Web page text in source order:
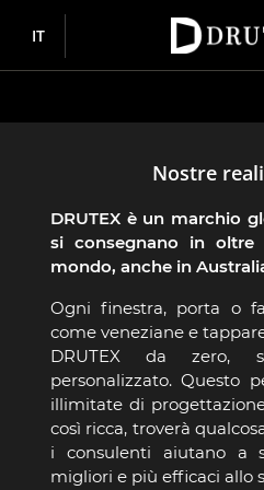
IT
Prodotti
Dove acquistare
Collaborazione
Chi siamo
Sponsorizzazione
e-Portal
Porte
Sistemi scorrevoli
Avvolgibili
Veneziane per esterni
ZANZARIERE
Sala stampa
Consigli
Ispirazioni
Informazioni
Lavora con noi
FINESTRE IN PVC
IGLO EDGE nowość
IGLO ENERGY
IGLO ENERGY ALUCOVER
IGLO 5
IGLO 5 CLASSIC
IGLO LIGHT
IGLO EXT
PORTE IN PVC
IGLO ENERGY
IGLO 5
PORTE IN ALLUMINIO
D-ART Linenowość
MB-86N SI
MB-79N SI+
ALZANTI-SCORREVOLI HS
IGLO-HS
IGLO-HS ALUCOVER
MB-77HS HI MONORAIL
MB-59HS HI
SOFTLINE HS
DUOLINE HS
Tapparelle avvolgibili in
Tapparelle avvolgibili in
Cassonetto in PVC con la
Cassonetto in polistirolo
FACCIATE CONTINUE
MB-SR50N / SR50N HI
GIARDINI INVERNALI
MB-WG60
Perché Drutex
Storia
Tecnologia e qualità
Centro Europeo dei
Premi e riconoscimenti
Sponsoring
INFORMAZIONI
Mappa del sito
RGPD
Politica sui cookie
Azionisti
Nostre
DRUTEX è un marchio
si consegnano in
mondo, anche in
Ogni finestra, porta o
come veneziane e
DRUTEX da zero,
personalizzato. Questo
illimitate di
così ricca, troverà
i consulenti aiutano a
migliori e più efficaci allo